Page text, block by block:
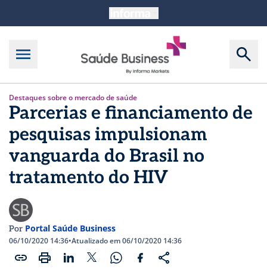
Destaques sobre o mercado de saúde
Parcerias e financiamento de
pesquisas impulsionam
vanguarda do Brasil no
tratamento do HIV
Por Portal Saúde Business
06/10/2020 14:36•Atualizado em 06/10/2020 14:36